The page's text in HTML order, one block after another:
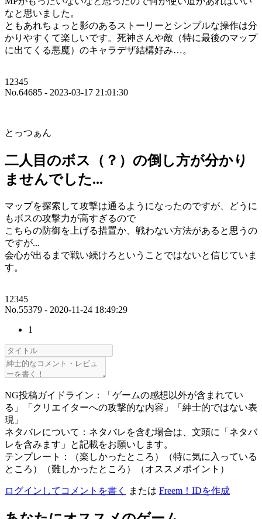
なと思いました。
ともあれちょっと影のあるストーリーとシンプルな操作は分
かりやすくて楽しいです。死神さんや敵（特に最後のマップ
に出てくる悪魔）のキャラデザ結構好み…。
12345
No.64685 - 2023-03-17 21:01:30
とっつぁん
二人目のボス（？）の倒し方が分かり
ませんでした...
マップを探索して攻撃は通るようになったのですが、どうに
もボスの攻撃力が高すぎるので
こちらの防御を上げる措置か、戦わない方法があると思うの
ですが...
会心が出るまで戦い続けろということではないと信じていま
す。
12345
No.55379 - 2020-11-24 18:49:29
1
NG投稿ガイドライン：「ゲームの感想以外が含まれてい
る」「クリエイターへの攻撃的な内容」「紳士的ではない表
現」
ネタバレについて：ネタバレを含む場合は、文頭に「ネタバ
レを含みます」と記載をお願いします。
テンプレート：（楽しかったところ）（特に気に入っている
ところ）（難しかったところ）（オススメポイント）
ログインしてコメントを書く または Freem！IDを作成